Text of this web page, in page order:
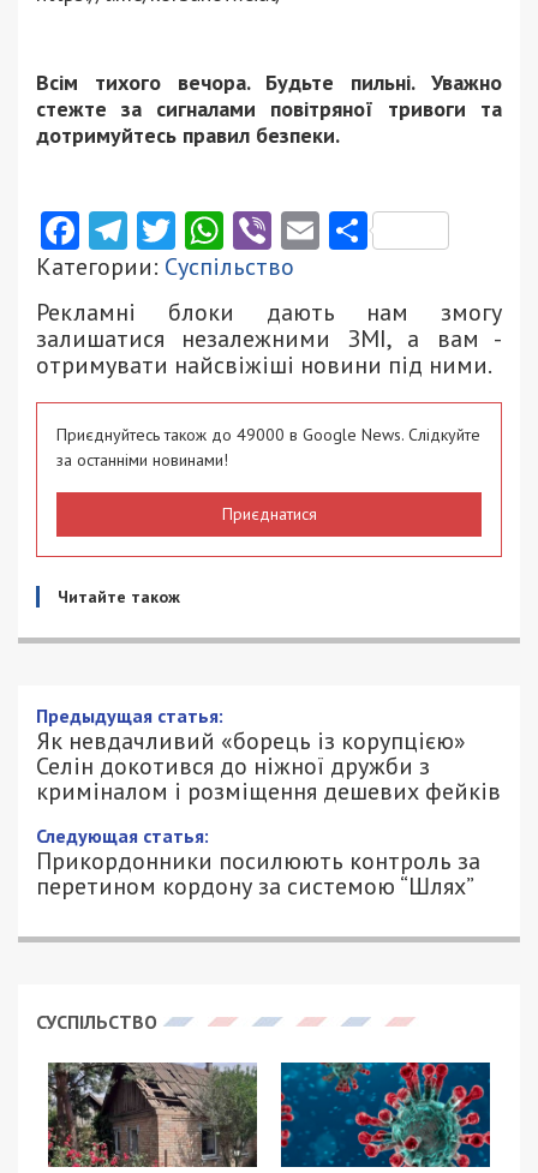
Всім тихого вечора. Будьте пильні. Уважно
стежте за сигналами повітряної тривоги та
дотримуйтесь правил безпеки.
Facebook
Telegram
Twitter
WhatsApp
ViberEmail
Категории: Суспільство
Рекламні блоки дають нам змогу
залишатися незалежними ЗМІ, а вам -
отримувати найсвіжіші новини під ними.
Приєднуйтесь також до 49000 в Google News. Слідкуйте
за останніми новинами!
Приєднатися
Читайте також
Предыдущая статья:
Як невдачливий «борець із корупцією»
Селін докотився до ніжної дружби з
криміналом і розміщення дешевих фейків
Следующая статья:
Прикордонники посилюють контроль за
перетином кордону за системою “Шлях”
СУСПІЛЬСТВО